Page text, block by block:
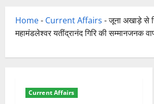
Home- Current Affairs -जूना अखाड़े से
महामंडलेश्वर यतींद्रानंद गिरि की सम्मानजनक
Current Affairs